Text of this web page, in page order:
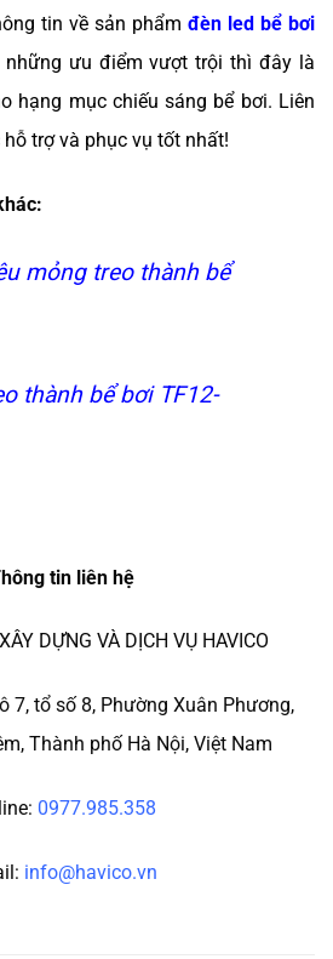
tin về sản phẩm đèn led bể bơi
những ưu điểm vượt trội thì đây là
hạng mục chiếu sáng bể bơi. Liên
trợ và phục vụ tốt nhất!
mỏng treo thành bể
thành bể bơi TF12-
tin liên hệ
DỰNG VÀ DỊCH VỤ HAVICO
7, tổ số 8, Phường Xuân Phương,
Thành phố Hà Nội, Việt Nam
0977.985.358
info@havico.vn